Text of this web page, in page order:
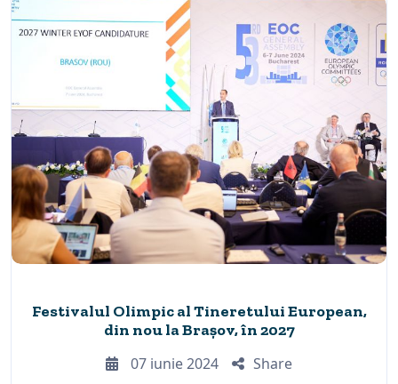
Festivalul Olimpic al Tineretului European,
din nou la Brașov, în 2027
07 iunie 2024
Share